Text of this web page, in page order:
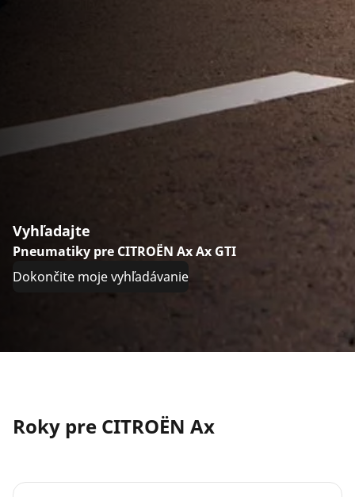
Vyhľadajte
Pneumatiky pre CITROËN Ax Ax GTI
Dokončite moje vyhľadávanie
Roky pre CITROËN Ax